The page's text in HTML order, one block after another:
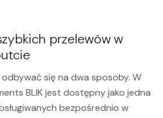
przelewów w
odbywać się na dwa sposoby. W
BLIK jest dostępny jako jedna
bezpośrednio w